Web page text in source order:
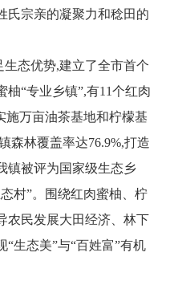
氏宗亲的凝聚力和稔田的
优势,建立了全市首个
“专业乡镇”,有11个红肉
施万亩油茶基地和柠檬基
森林覆盖率达76.9%,打造
镇被评为国家级生态乡
村”。围绕红肉蜜柚、柠
农民发展大田经济、林下
生态美”与“百姓富”有机